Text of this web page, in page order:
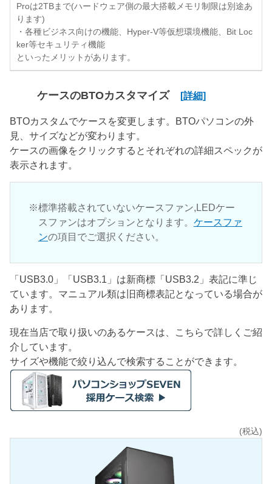
Proは2TBまで(ハードウェア側の最大搭載メモリ制限は別途あ
ります)
・各種ビジネス向けの機能、Hyper-V等仮想環境機能、Bit Loc
ker等セキュリティ機能
といったメリットがあります。
ケースのBTOカスタマイズ [詳細]
BTOカスタムでケースを変更します。BTOパソコンの外
見、サイズなどが変わります。
ケースの画像をクリックするとそれぞれの詳細スペックが
表示されます。
標準搭載されていないケースファン,LEDケー
スファンはオプションとなります。 ケースファ
ンの項目でご選択ください。
「USB3.0」「USB3.1」は新商標「USB3.2」表記に準じ
ています。マニュアル類は旧商標表記となっている場合が
あります。
現在当店で取り扱いのあるケースは、こちらで詳しくご紹
介しています。
サイズや機能で絞り込んで検索することができます。
(税込)